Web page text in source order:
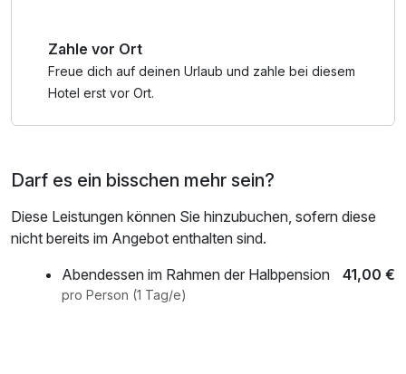
Zahle vor Ort
Freue dich auf deinen Urlaub und zahle bei diesem
Hotel erst vor Ort.
Darf es ein bisschen mehr sein?
Diese Leistungen können Sie hinzubuchen, sofern diese
nicht bereits im Angebot enthalten sind.
Abendessen im Rahmen der Halbpension
41,00 €
pro Person (1 Tag/e)